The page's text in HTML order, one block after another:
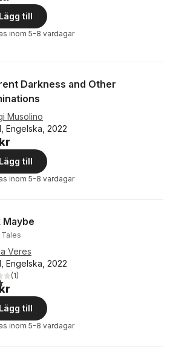
Lägg till
inom 5-8 vardagar
Darkness and Other
Musolino
Engelska, 2022
Lägg till
inom 5-8 vardagar
Maybe
Tales
Veres
Engelska, 2022
5 stjärnor. Totalt antal röster:
(1)
Lägg till
inom 5-8 vardagar